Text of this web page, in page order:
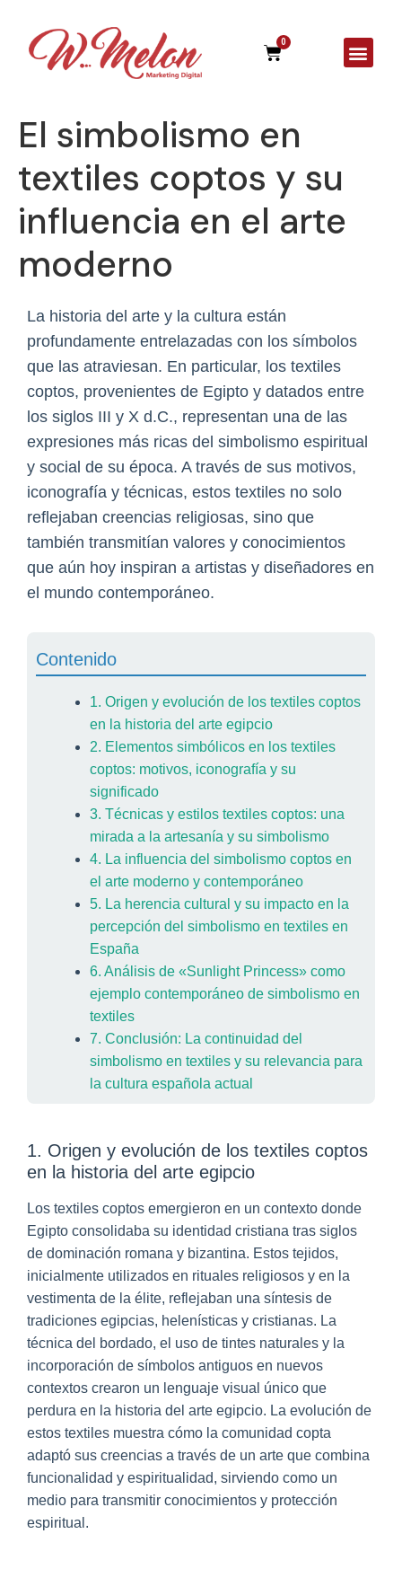
0
El simbolismo en
textiles coptos y su
influencia en el arte
moderno
La historia del arte y la cultura están
profundamente entrelazadas con los símbolos
que las atraviesan. En particular, los textiles
coptos, provenientes de Egipto y datados entre
los siglos III y X d.C., representan una de las
expresiones más ricas del simbolismo espiritual
y social de su época. A través de sus motivos,
iconografía y técnicas, estos textiles no solo
reflejaban creencias religiosas, sino que
también transmitían valores y conocimientos
que aún hoy inspiran a artistas y diseñadores en
el mundo contemporáneo.
Contenido
1. Origen y evolución de los textiles coptos
en la historia del arte egipcio
2. Elementos simbólicos en los textiles
coptos: motivos, iconografía y su
significado
3. Técnicas y estilos textiles coptos: una
mirada a la artesanía y su simbolismo
4. La influencia del simbolismo coptos en
el arte moderno y contemporáneo
5. La herencia cultural y su impacto en la
percepción del simbolismo en textiles en
España
6. Análisis de «Sunlight Princess» como
ejemplo contemporáneo de simbolismo en
textiles
7. Conclusión: La continuidad del
simbolismo en textiles y su relevancia para
la cultura española actual
1. Origen y evolución de los textiles coptos
en la historia del arte egipcio
Los textiles coptos emergieron en un contexto donde
Egipto consolidaba su identidad cristiana tras siglos
de dominación romana y bizantina. Estos tejidos,
inicialmente utilizados en rituales religiosos y en la
vestimenta de la élite, reflejaban una síntesis de
tradiciones egipcias, helenísticas y cristianas. La
técnica del bordado, el uso de tintes naturales y la
incorporación de símbolos antiguos en nuevos
contextos crearon un lenguaje visual único que
perdura en la historia del arte egipcio. La evolución de
estos textiles muestra cómo la comunidad copta
adaptó sus creencias a través de un arte que combina
funcionalidad y espiritualidad, sirviendo como un
medio para transmitir conocimientos y protección
espiritual.